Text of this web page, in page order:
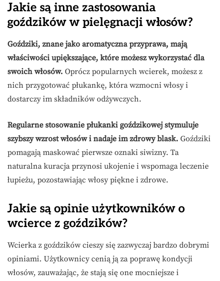
Jakie są inne zastosowania
goździków w pielęgnacji włosów?
Goździki, znane jako aromatyczna przyprawa, mają
właściwości upiększające, które możesz wykorzystać dla
swoich włosów. Oprócz popularnych wcierek, możesz z
nich przygotować płukankę, która wzmocni włosy i
dostarczy im składników odżywczych.
Regularne stosowanie płukanki goździkowej stymuluje
szybszy wzrost włosów i nadaje im zdrowy blask. Goździki
pomagają maskować pierwsze oznaki siwizny. Ta
naturalna kuracja przynosi ukojenie i wspomaga leczenie
łupieżu, pozostawiając włosy piękne i zdrowe.
Jakie są opinie użytkowników o
wcierce z goździków?
Wcierka z goździków cieszy się zazwyczaj bardzo dobrymi
opiniami. Użytkownicy cenią ją za poprawę kondycji
włosów, zauważając, że stają się one mocniejsze i